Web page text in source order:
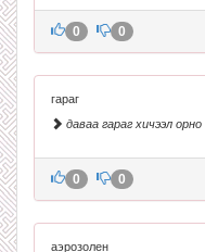
0 0
гараг
даваа гараг хичээл орно
0 0
аэрозолен